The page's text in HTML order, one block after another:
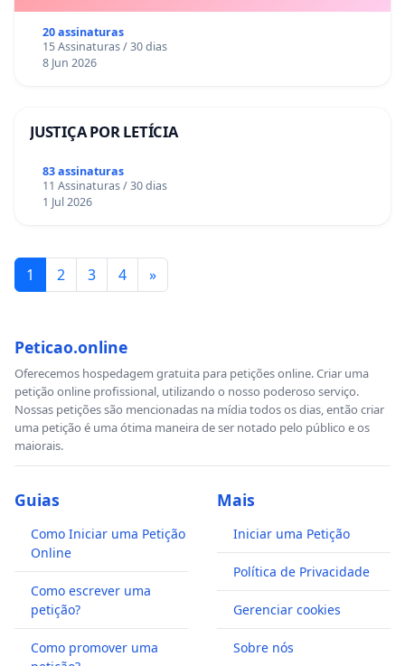
20 assinaturas
15 Assinaturas / 30 dias
8 Jun 2026
JUSTIÇA POR LETÍCIA
83 assinaturas
11 Assinaturas / 30 dias
1 Jul 2026
1 2 3 4 »
Peticao.online
Oferecemos hospedagem gratuita para petições online. Criar uma
petição online profissional, utilizando o nosso poderoso serviço.
Nossas petições são mencionadas na mídia todos os dias, então criar
uma petição é uma ótima maneira de ser notado pelo público e os
maiorais.
Guias
Como Iniciar uma Petição
Online
Como escrever uma
petição?
Como promover uma
Mais
Iniciar uma Petição
Política de Privacidade
Gerenciar cookies
Sobre nós